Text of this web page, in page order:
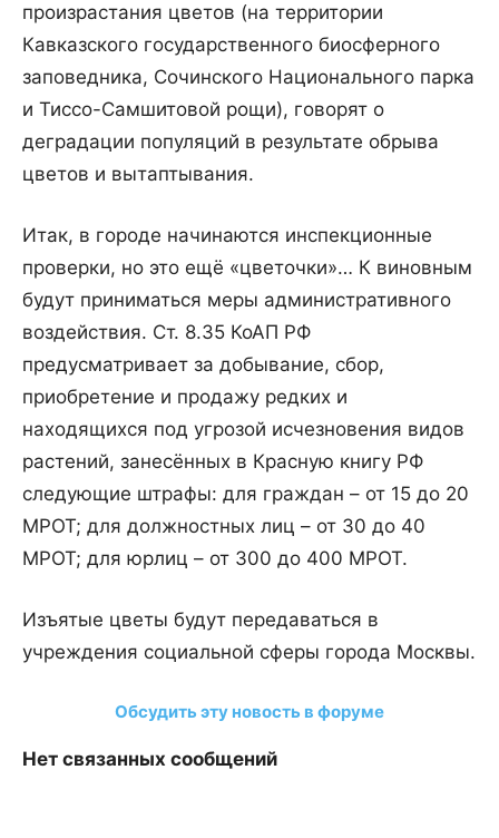
произрастания цветов (на территории
Кавказского государственного биосферного
заповедника, Сочинского Национального парка
и Тиссо-Самшитовой рощи), говорят о
деградации популяций в результате обрыва
цветов и вытаптывания.
Итак, в городе начинаются инспекционные
проверки, но это ещё «цветочки»… К виновным
будут приниматься меры административного
воздействия. Ст. 8.35 КоАП РФ
предусматривает за добывание, сбор,
приобретение и продажу редких и
находящихся под угрозой исчезновения видов
растений, занесённых в Красную книгу РФ
следующие штрафы: для граждан – от 15 до 20
МРОТ; для должностных лиц – от 30 до 40
МРОТ; для юрлиц – от 300 до 400 МРОТ.
Изъятые цветы будут передаваться в
учреждения социальной сферы города Москвы.
Обсудить эту новость в форуме
Нет связанных сообщений